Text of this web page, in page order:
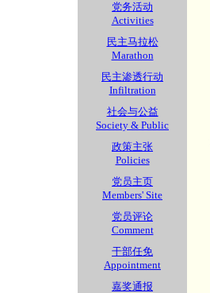
党务活动
Activities
民主马拉松
Marathon
民主渗透行动
Infiltration
社会与公益
Society & Public
政策主张
Policies
党员主页
Members' Site
党员评论
Comment
干部任免
Appointment
嘉奖通报